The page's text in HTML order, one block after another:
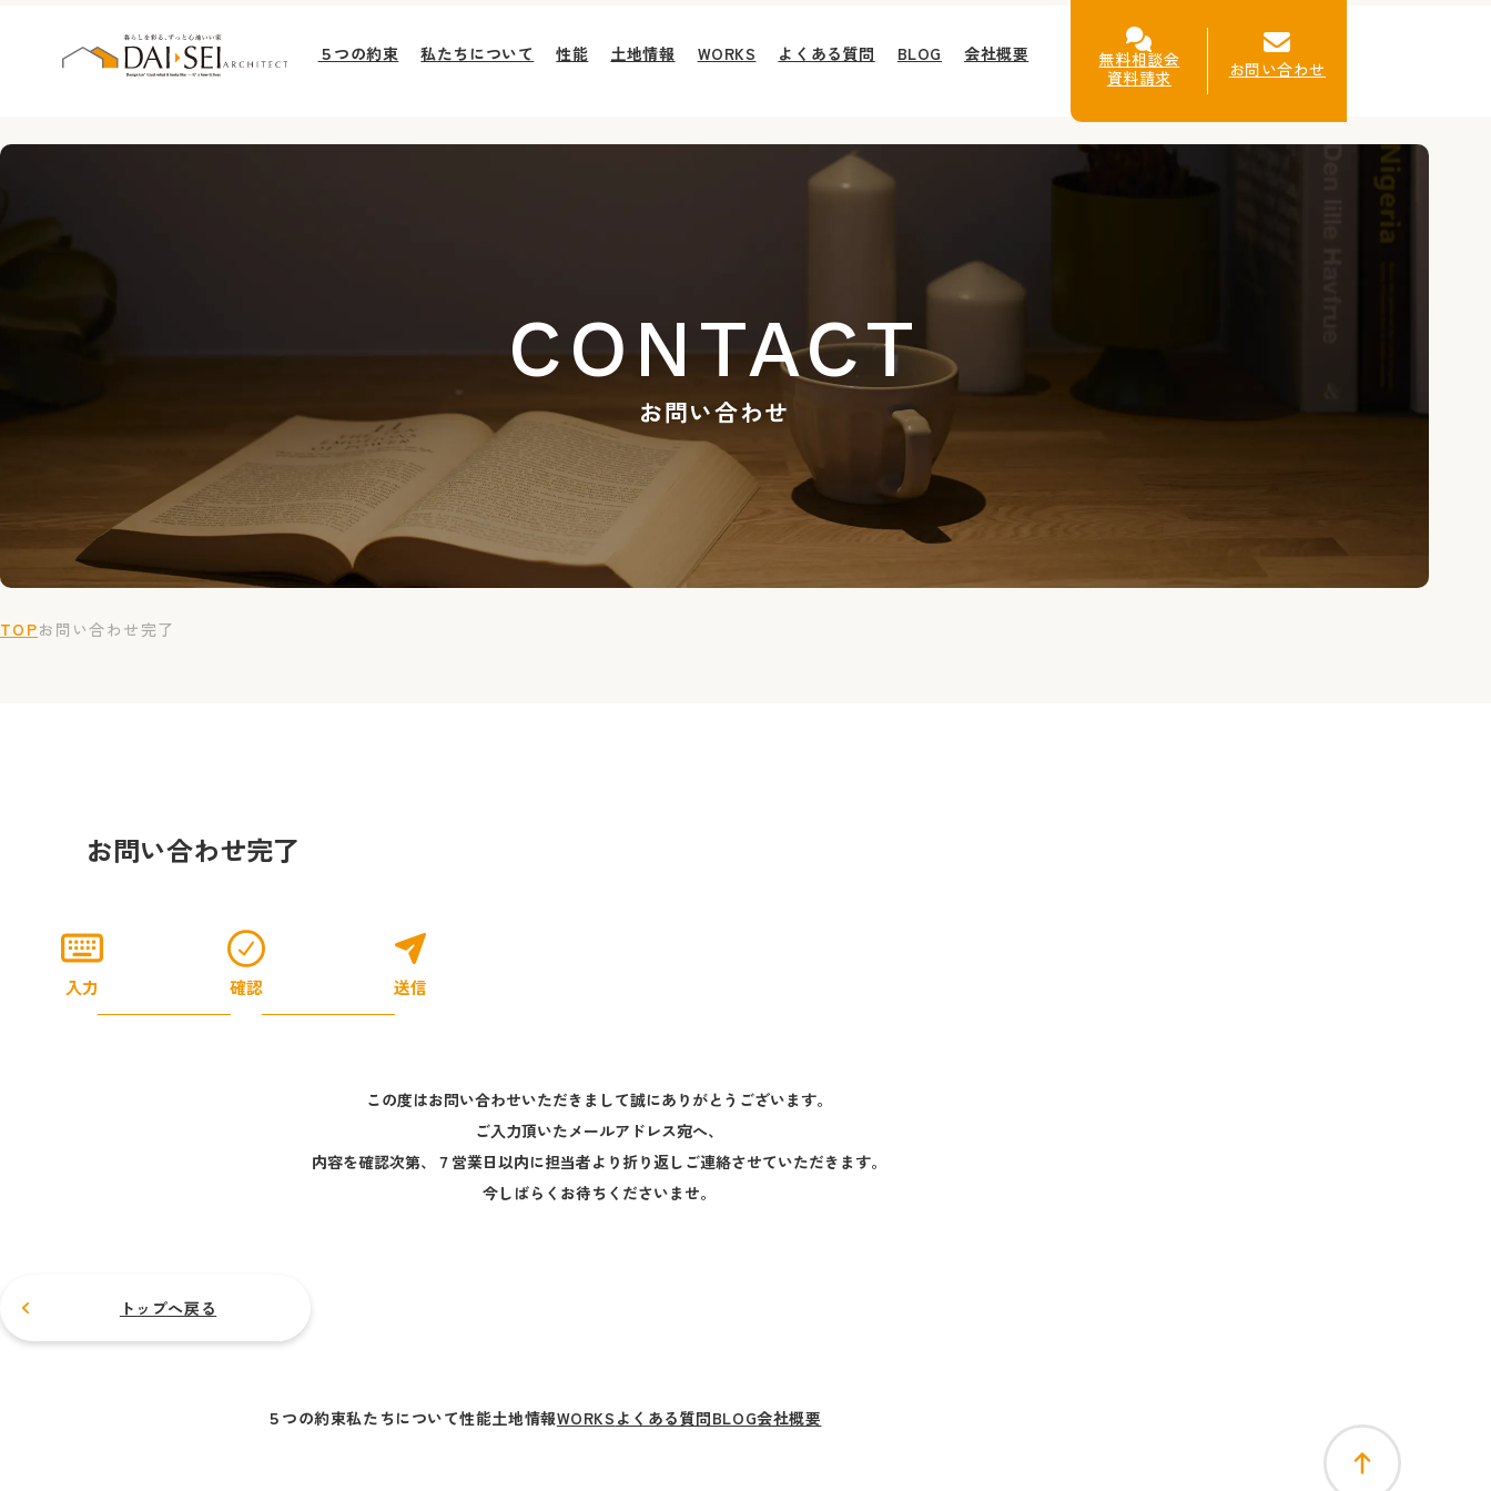
５つの約束 私たちについて 性能 土地情報 WORKS よくある質問 BLOG 会社概要
無料相談会
資料請求
お問い合わせ
CONTACT
お問い合わせ
TOPお問い合わせ完了
お問い合わせ完了
入力 確認 送信
この度はお問い合わせいただきまして誠にありがとうございます。
ご入力頂いたメールアドレス宛へ、
内容を確認次第、７営業日以内に担当者より折り返しご連絡させていただきます。
今しばらくお待ちくださいませ。
トップへ戻る
５つの約束私たちについて性能土地情報WORKS よくある質問BLOG会社概要